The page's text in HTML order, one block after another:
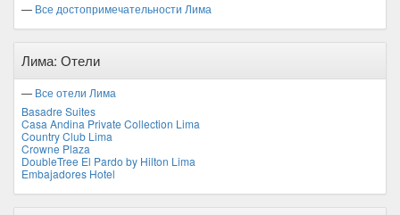
— Все достопримечательности Лима
Лима: Отели
— Все отели Лима
Basadre Suites
Casa Andina Private Collection Lima
Country Club Lima
Crowne Plaza
DoubleTree El Pardo by Hilton Lima
Embajadores Hotel